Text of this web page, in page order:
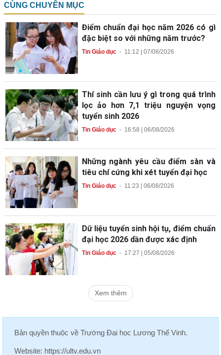
CÙNG CHUYÊN MỤC
Điểm chuẩn đại học năm 2026 có gì
đặc biệt so với những năm trước?
Tin Giáo dục- 11:12 | 07/08/2026
Thí sinh cần lưu ý gì trong quá trình
lọc ảo hơn 7,1 triệu nguyện vọng
tuyển sinh 2026
Tin Giáo dục- 16:58 | 06/08/2026
Những ngành yêu cầu điểm sàn và
tiêu chí cứng khi xét tuyển đại học
Tin Giáo dục- 11:23 | 06/08/2026
Dữ liệu tuyển sinh hội tụ, điểm chuẩn
đại học 2026 dần được xác định
Tin Giáo dục- 17:27 | 05/08/2026
Xem thêm
Bản quyền thuộc về Trường Đại học Lương Thế Vinh.
Website: https://ultv.edu.vn